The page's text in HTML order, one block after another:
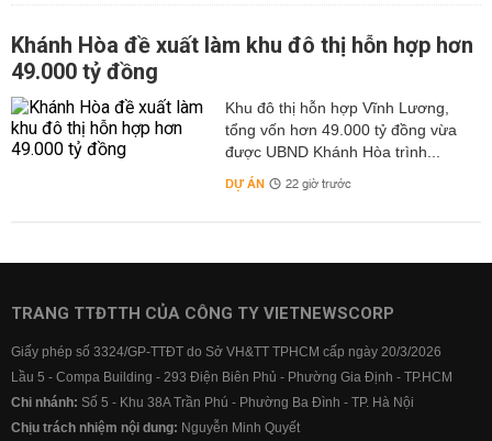
Khánh Hòa đề xuất làm khu đô thị hỗn hợp hơn
49.000 tỷ đồng
Khu đô thị hỗn hợp Vĩnh Lương,
tổng vốn hơn 49.000 tỷ đồng vừa
được UBND Khánh Hòa trình...
DỰ ÁN 22 giờ trước
TRANG TTĐTTH CỦA CÔNG TY VIETNEWSCORP
Giấy phép số 3324/GP-TTĐT do Sở VH&TT TPHCM cấp ngày 20/3/2026
Lầu 5 - Compa Building - 293 Điện Biên Phủ - Phường Gia Định - TP.HCM
Chi nhánh: Số 5 - Khu 38A Trần Phú - Phường Ba Đình - TP. Hà Nội
Chịu trách nhiệm nội dung: Nguyễn Minh Quyết